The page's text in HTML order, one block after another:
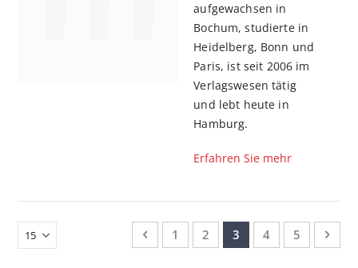
aufgewachsen in
Bochum, studierte in
Heidelberg, Bonn und
Paris, ist seit 2006 im
Verlagswesen tätig
und lebt heute in
Hamburg.
Erfahren Sie mehr
SeiteSeite
ZurückSeite
1 Seite
2 Sie lesen gerade Seite
3 Seite
4 Seite
5 Seite